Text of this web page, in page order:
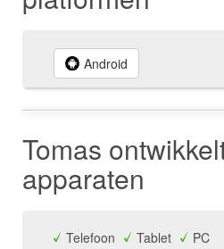
Android
Tomas
apparaten
Telefoon Tablet PC